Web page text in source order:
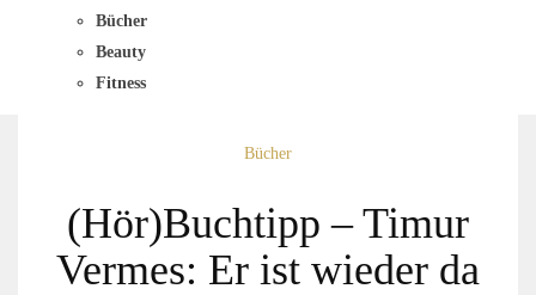
Bücher
Beauty
Fitness
Bücher
(Hör)Buchtipp – Timur
Vermes: Er ist wieder da